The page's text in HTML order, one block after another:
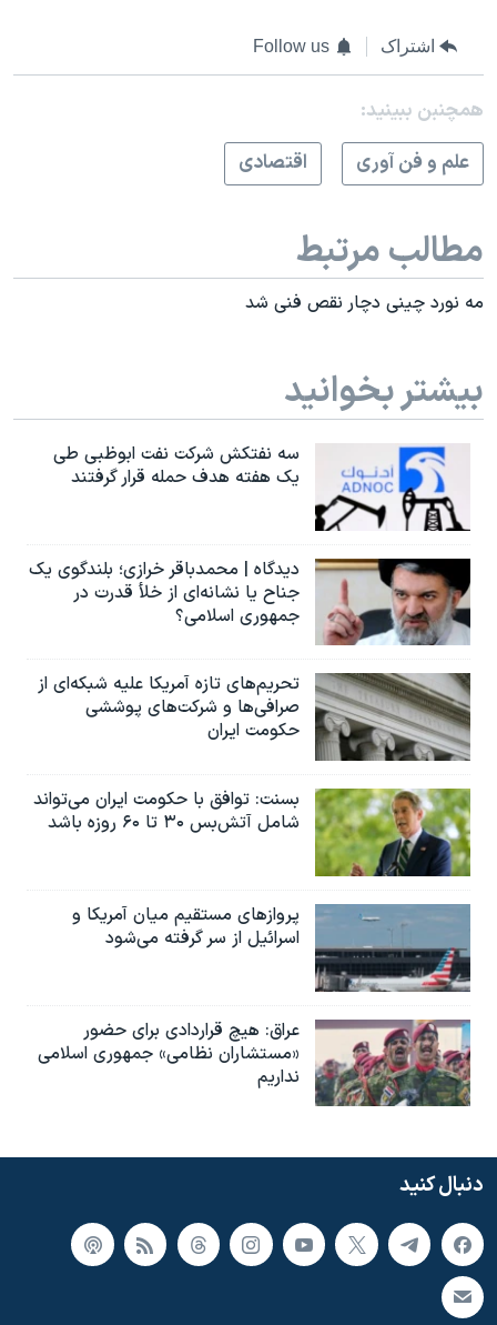
اشتراک Follow us
همچنبن ببینید:
علم و فن آوری
اقتصادی
مطالب مرتبط
مه نورد چینی دچار نقص فنی شد
بیشتر بخوانید
سه نفتکش شرکت نفت ابوظبی طی
یک هفته هدف حمله قرار گرفتند
دیدگاه | محمدباقر خرازی؛ بلندگوی یک
جناح یا نشانه‌ای از خلأ قدرت در
جمهوری اسلامی؟
تحریم‌های تازه آمریکا علیه شبکه‌ای از
صرافی‌ها و شرکت‌های پوششی
حکومت ایران
بسنت: توافق با حکومت ایران می‌تواند
شامل آتش‌بس ۳۰ تا ۶۰ روزه باشد
پروازهای مستقیم میان آمریکا و
اسرائیل از سر گرفته می‌شود
عراق: هیچ قراردادی برای حضور
«مستشاران نظامی» جمهوری اسلامی
نداریم
دنبال کنید